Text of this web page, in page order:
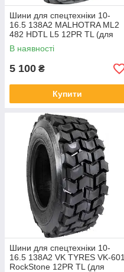
обсягу виробництва.
Шини для спецтехніки 10-
16.5 138A2 MALHOTRA ML2
482 HDTL L5 12PR TL (для
навантажувача BobCat)
В наявності
5 100 ₴
Купити
Шини для спецтехніки 10-
16.5 138A2 VK TYRES VK-601
RockStone 12PR TL (для